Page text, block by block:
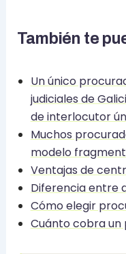
También te
Un único
judiciales de
de interlocutor
Muchos
modelo
Ventajas de
Diferencia entre
Cómo elegir
Cuánto cobra